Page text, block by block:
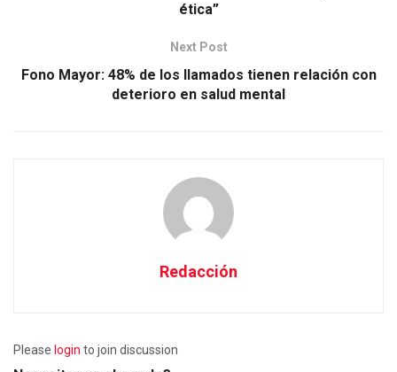
ética”
Next Post
Fono Mayor: 48% de los llamados tienen relación con
deterioro en salud mental
Redacción
Please login to join discussion